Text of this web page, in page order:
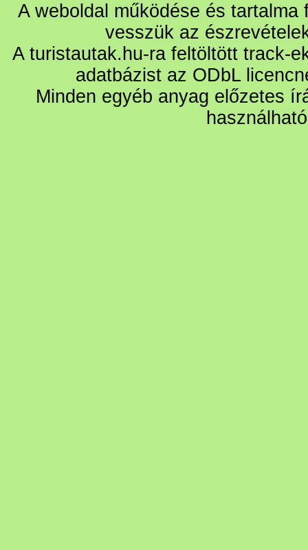
A weboldal működése és
vesszük az
A turistautak.hu-ra feltöltött track-
adatbázist az ODbL
Minden egyéb anyag előzetes